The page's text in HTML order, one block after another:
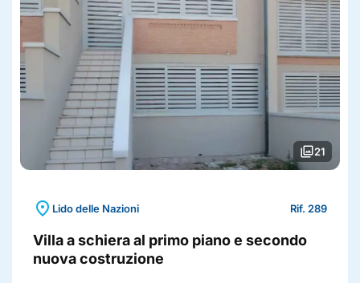
photo_library21
location_on Lido delle Nazioni Rif. 289
Villa a schiera al primo piano e secondo
nuova costruzione